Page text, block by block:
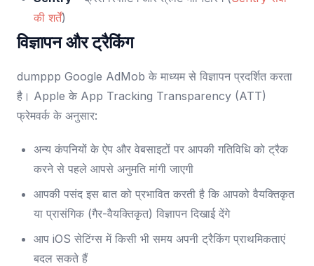
की शर्तें)
विज्ञापन और ट्रैकिंग
dumppp Google AdMob के माध्यम से विज्ञापन प्रदर्शित करता
है। Apple के App Tracking Transparency (ATT)
फ्रेमवर्क के अनुसार:
अन्य कंपनियों के ऐप और वेबसाइटों पर आपकी गतिविधि को ट्रैक
करने से पहले आपसे अनुमति मांगी जाएगी
आपकी पसंद इस बात को प्रभावित करती है कि आपको वैयक्तिकृत
या प्रासंगिक (गैर-वैयक्तिकृत) विज्ञापन दिखाई देंगे
आप iOS सेटिंग्स में किसी भी समय अपनी ट्रैकिंग प्राथमिकताएं
बदल सकते हैं